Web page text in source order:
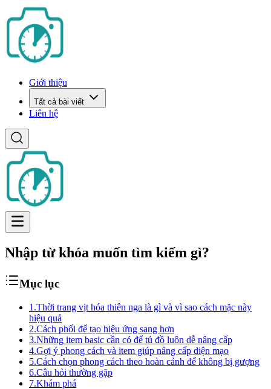
Giới thiệu
Tất cả bài viết
Liên hệ
Nhập từ khóa muốn tìm kiếm gì?
Mục lục
1.Thời trang vịt hóa thiên nga là gì và vì sao cách mặc này
hiệu quả
2.Cách phối để tạo hiệu ứng sang hơn
3.Những item basic cần có để tủ đồ luôn dễ nâng cấp
4.Gợi ý phong cách và item giúp nâng cấp diện mạo
5.Cách chọn phong cách theo hoàn cảnh để không bị gượng
6.Câu hỏi thường gặp
7.Khám phá